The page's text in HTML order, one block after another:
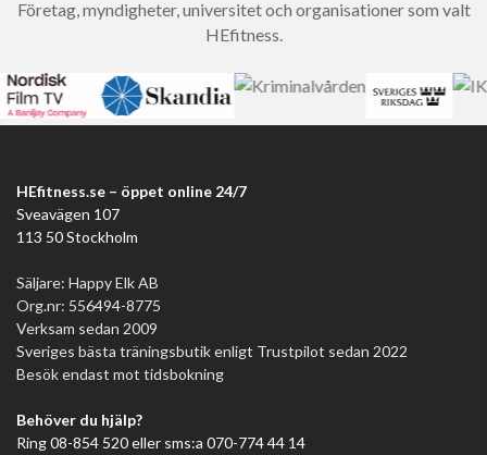
Företag, myndigheter, universitet och organisationer som valt
HEfitness.
HEfitness.se – öppet online 24/7
Sveavägen 107
113 50 Stockholm
Säljare: Happy Elk AB
Org.nr: 556494-8775
Verksam sedan 2009
Sveriges bästa träningsbutik enligt Trustpilot sedan 2022
Besök endast mot tidsbokning
Behöver du hjälp?
Ring 08-854 520 eller sms:a 070-774 44 14